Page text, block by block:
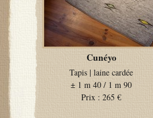
Cunéyo
Tapis | laine cardée
± 1 m 40 / 1 m 90
Prix : 265 €